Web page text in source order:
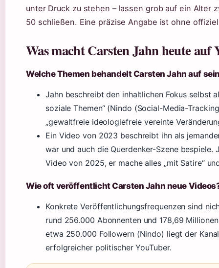
unter Druck zu stehen – lassen grob auf ein Alter
50 schließen. Eine präzise Angabe ist ohne
Was macht Carsten Jahn heute auf
Welche Themen behandelt Carsten Jahn auf
Jahn beschreibt den inhaltlichen Fokus selbst
soziale Themen“ (Nindo (Social-Media-
„gewaltfreie ideologiefreie vereinte
Ein Video von 2023 beschreibt ihn als
war und auch die Querdenker-Szene bespiele.
Video von 2025, er mache alles „mit Satire“
Wie oft veröffentlicht Carsten Jahn neue
Konkrete Veröffentlichungsfrequenzen sind
rund 256.000 Abonnenten und 178,69
etwa 250.000 Followern (Nindo) liegt der
erfolgreicher politischer YouTuber.